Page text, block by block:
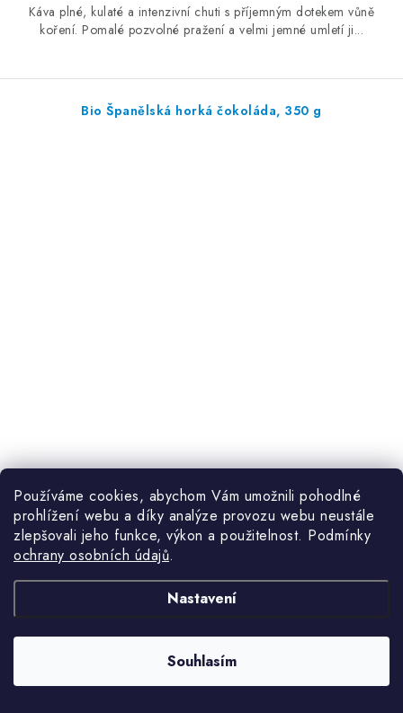
Používáme cookies, abychom Vám umožnili pohodlné
prohlížení webu a díky analýze provozu webu neustále
zlepšovali jeho funkce, výkon a použitelnost. Podmínky
ochrany osobních údajů.
Nastavení
Souhlasím
Káva plné, kulaté a intenzivní chuti s příjemným dotekem vůně
koření. Pomalé pozvolné pražení a velmi jemné umletí ji...
Bio Španělská horká čokoláda, 350 g
Skladem(>10 ks)
174 Kč bez DPH
195 Kč
cena: